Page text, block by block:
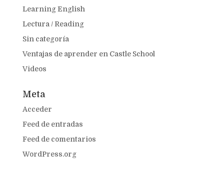
Learning English
Lectura / Reading
Sin categoría
Ventajas de aprender en Castle School
Videos
Meta
Acceder
Feed de entradas
Feed de comentarios
WordPress.org